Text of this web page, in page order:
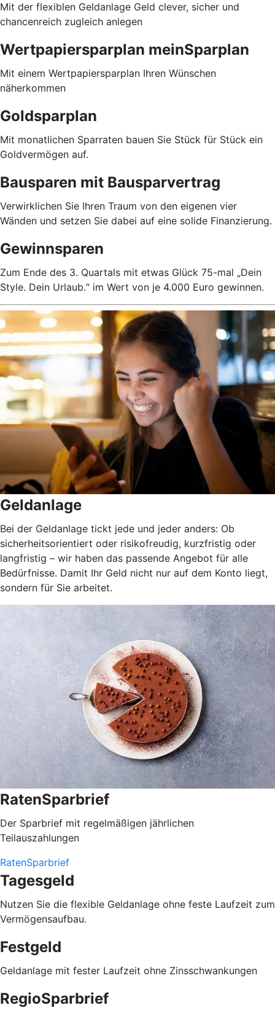
Mit der flexiblen Geldanlage Geld clever, sicher und
chancenreich zugleich anlegen
Wertpapiersparplan meinSparplan
Mit einem Wertpapiersparplan Ihren Wünschen
näherkommen
Goldsparplan
Mit monatlichen Sparraten bauen Sie Stück für Stück ein
Goldvermögen auf.
Bausparen mit Bausparvertrag
Verwirklichen Sie Ihren Traum von den eigenen vier
Wänden und setzen Sie dabei auf eine solide Finanzierung.
Gewinnsparen
Zum Ende des 3. Quartals mit etwas Glück 75-mal „Dein
Style. Dein Urlaub.“ im Wert von je 4.000 Euro gewinnen.
Geldanlage
Bei der Geldanlage tickt jede und jeder anders: Ob
sicherheitsorientiert oder risikofreudig, kurzfristig oder
langfristig – wir haben das passende Angebot für alle
Bedürfnisse. Damit Ihr Geld nicht nur auf dem Konto liegt,
sondern für Sie arbeitet.
RatenSparbrief
Der Sparbrief mit regelmäßigen jährlichen
Teilauszahlungen
RatenSparbrief
Tagesgeld
Nutzen Sie die flexible Geldanlage ohne feste Laufzeit zum
Vermögensaufbau.
Festgeld
Geldanlage mit fester Laufzeit ohne Zinsschwankungen
RegioSparbrief